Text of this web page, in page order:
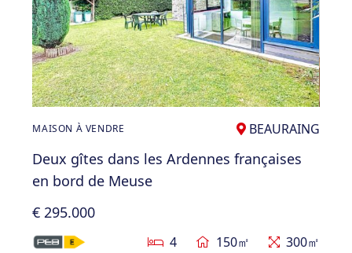
MAISON À VENDRE BEAURAING
Deux gîtes dans les Ardennes françaises
en bord de Meuse
€ 295.000
4 150㎡ 300㎡